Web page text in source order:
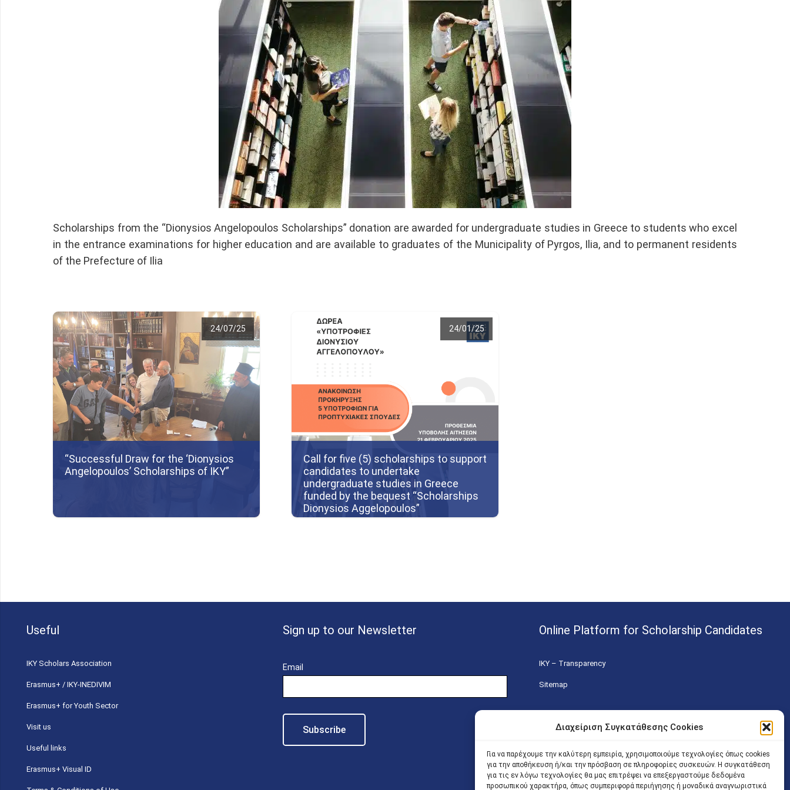
Διαχείριση Συγκατάθεσης Cookies
Για να παρέχουμε την καλύτερη εμπειρία, χρησιμοποιούμε τεχνολογίες όπως cookies
για την αποθήκευση ή/και την πρόσβαση σε πληροφορίες συσκευών. Η συγκατάθεση
για τις εν λόγω τεχνολογίες θα μας επιτρέψει να επεξεργαστούμε δεδομένα
προσωπικού χαρακτήρα, όπως συμπεριφορά περιήγησης ή μοναδικά αναγνωριστικά
Scholarships from the “Dionysios Angelopoulos Scholarships” donation are awarded for undergraduate studies in Greece to students who excel
in the entrance examinations for higher education and are available to graduates of the Municipality of Pyrgos, Ilia, and to permanent residents
of the Prefecture of Ilia
24/07/25
“Successful Draw for the ‘Dionysios
Angelopoulos’ Scholarships of IKY”
24/01/25
Call for five (5) scholarships to support
candidates to undertake
undergraduate studies in Greece
funded by the bequest “Scholarships
Dionysios Aggelopoulos”
Useful
ΙΚΥ Scholars Association
Erasmus+ / IKY-INEDIVIM
Erasmus+ for Youth Sector
Visit us
Useful links
Erasmus+ Visual ID
Sign up to our Newsletter
Email
Online Platform for Scholarship Candidates
IKY – Transparency
Sitemap